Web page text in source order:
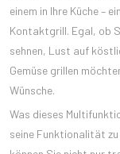
einem in Ihre Küche –
Kontaktgrill. Egal, ob
sehnen, Lust auf
Gemüse grillen
Wünsche.
Was dieses
seine Funktionalität